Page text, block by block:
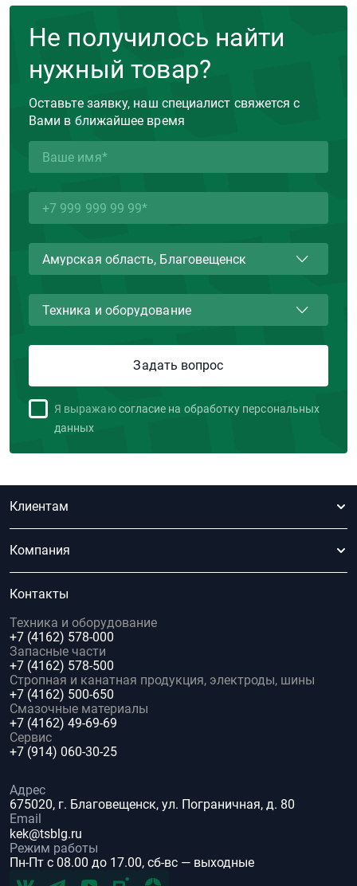
Не получилось найти
нужный товар?
Оставьте заявку, наш специалист свяжется с
Вами в ближайшее время
Я выражаю согласие на обработку персональных
данных
Клиентам
Компания
Контакты
Техника и оборудование
+7 (4162) 578-000
Запасные части
+7 (4162) 578-500
Стропная и канатная продукция, электроды, шины
+7 (4162) 500-650
Смазочные материалы
+7 (4162) 49-69-69
Сервис
+7 (914) 060-30-25
Адрес
675020, г. Благовещенск, ул. Пограничная, д. 80
Email
kek@tsblg.ru
Режим работы
Пн-Пт с 08.00 до 17.00, сб-вс — выходные